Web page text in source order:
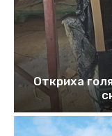
Откриха